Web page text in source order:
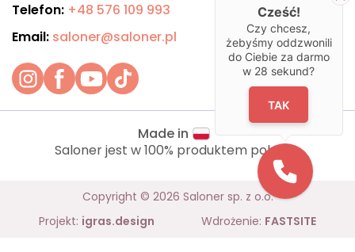
Telefon: +48 576 109 993
Email: saloner@saloner.pl
Made in
Saloner jest w 100% produktem polskim.
Copyright © 2026 Saloner sp. z o.o.
Projekt: igras.design Wdrożenie: FASTSITE
Cześć!
Czy chcesz,
żebyśmy oddzwonili
do Ciebie za darmo
w 28 sekund?
TAK